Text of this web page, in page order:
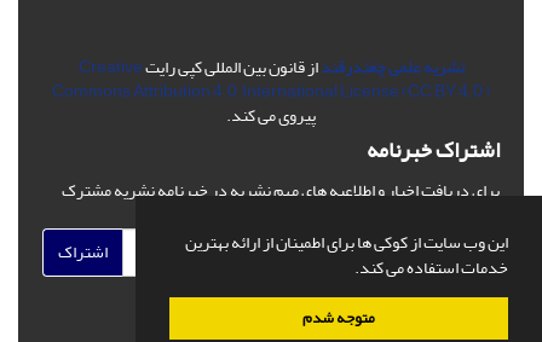
این وب سایت از کوکی ها برای اطمینان از ارائه بهترین
خدمات استفاده می کند.
متوجه شدم
نشریه علمی چغندرقنداز قانون بین المللی کپی رایتCreative
Commons Attribution 4.0 International License (CC BY 4.0 )
پیروی می کند.
اشتراک خبرنامه
برای دریافت اخبار و اطلاعیه های مهم نشریه در خبرنامه نشریه مشترک
اشتراک